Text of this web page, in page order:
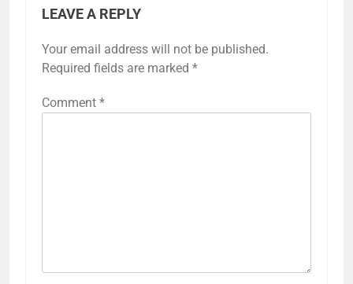
LEAVE A REPLY
Your email address will not be published.
Required fields are marked *
Comment *